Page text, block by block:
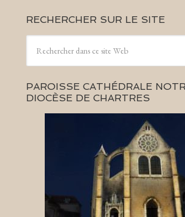
RECHERCHER SUR LE SITE
PAROISSE CATHÉDRALE
DIOCÈSE DE CHARTRES